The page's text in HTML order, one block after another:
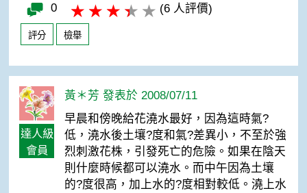
0 (6 人評價)
評分 檢舉
達人級
會員
黃＊芳 發表於 2008/07/11
早晨和傍晚給花澆水最好，因為這時氣?
低，澆水後土壤?度和氣?差異小，不至於強
烈刺激花株，引發死亡的危險。如果在陰天
則什麼時候都可以澆水。而中午因為土壤
的?度很高，加上水的?度相對較低。澆上水